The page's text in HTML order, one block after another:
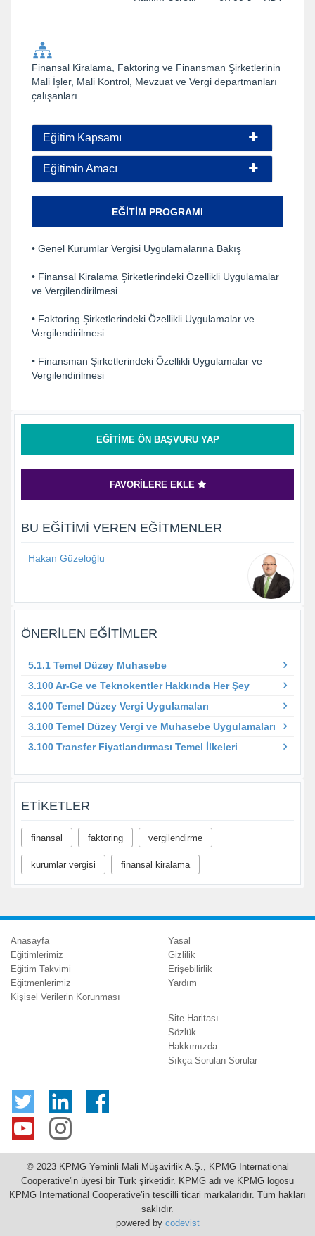
Finansal Kiralama, Faktoring ve Finansman Şirketlerinin
Mali İşler, Mali Kontrol, Mevzuat ve Vergi departmanları
çalışanları
Eğitim Kapsamı
Eğitimin Amacı
EĞITIM PROGRAMI
• Genel Kurumlar Vergisi Uygulamalarına Bakış
• Finansal Kiralama Şirketlerindeki Özellikli Uygulamalar
ve Vergilendirilmesi
• Faktoring Şirketlerindeki Özellikli Uygulamalar ve
Vergilendirilmesi
• Finansman Şirketlerindeki Özellikli Uygulamalar ve
Vergilendirilmesi
EĞITIME ÖN BAŞVURU YAP
FAVORILERE EKLE
BU EĞITIMI VEREN EĞITMENLER
Hakan Güzeloğlu
ÖNERILEN EĞITIMLER
5.1.1 Temel Düzey Muhasebe
3.100 Ar-Ge ve Teknokentler Hakkında Her Şey
3.100 Temel Düzey Vergi Uygulamaları
3.100 Temel Düzey Vergi ve Muhasebe Uygulamaları
3.100 Transfer Fiyatlandırması Temel İlkeleri
ETIKETLER
finansal faktoring vergilendirme
kurumlar vergisi finansal kiralama
Anasayfa
Eğitimlerimiz
Eğitim Takvimi
Eğitmenlerimiz
Kişisel Verilerin Korunması
Yasal
Gizlilik
Erişebilirlik
Yardım
Site Haritası
Sözlük
Hakkımızda
Sıkça Sorulan Sorular
© 2023 KPMG Yeminli Mali Müşavirlik A.Ş., KPMG International
Cooperative'in üyesi bir Türk şirketidir. KPMG adı ve KPMG logosu
KPMG International Cooperative’in tescilli ticari markalarıdır. Tüm hakları
saklıdır.
powered by codevist